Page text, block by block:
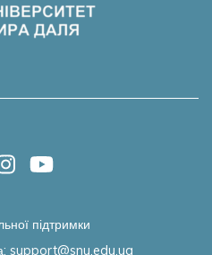
підтримки
support@snu.edu.ua